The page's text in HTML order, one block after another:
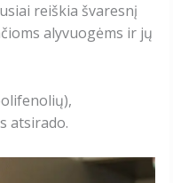
reiškia švaresnį
alyvuogėms ir jų
atsirado.